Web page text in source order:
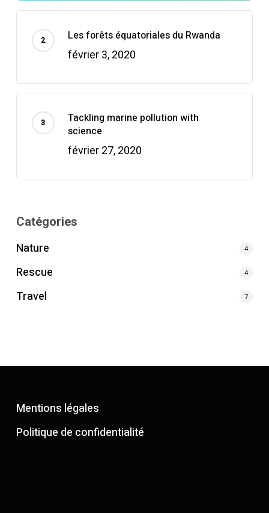
Les forêts équatoriales du Rwanda
février 3, 2020
Tackling marine pollution with
science
février 27, 2020
Catégories
Nature 4
Rescue 4
Travel 7
Mentions légales
Politique de confidentialité